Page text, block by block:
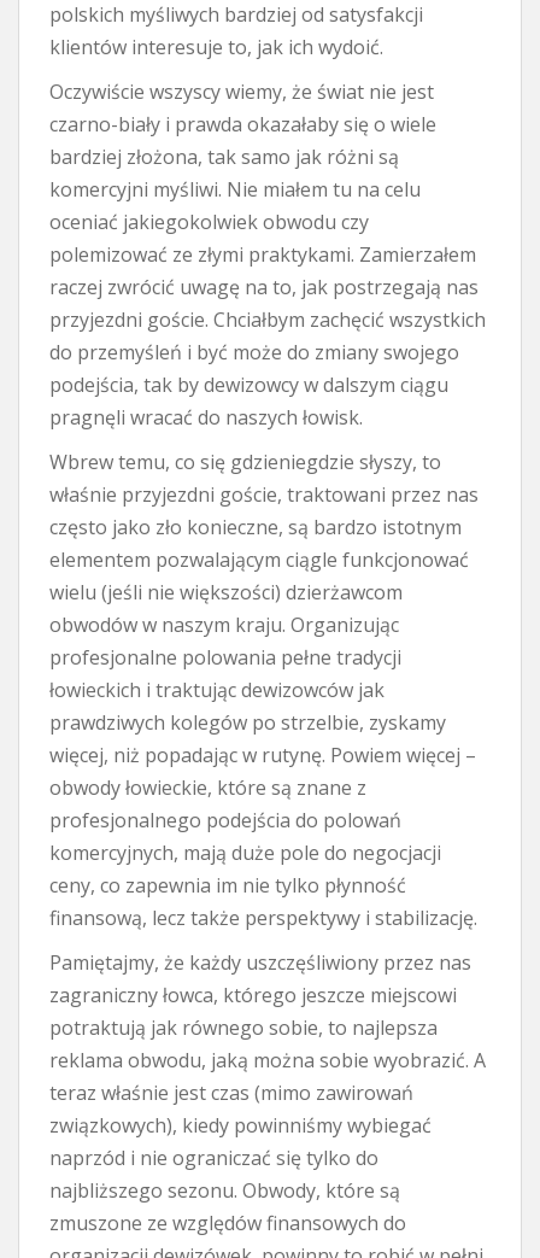
polskich myśliwych bardziej od satysfakcji
klientów interesuje to, jak ich wydoić.
Oczywiście wszyscy wiemy, że świat nie jest
czarno-biały i prawda okazałaby się o wiele
bardziej złożona, tak samo jak różni są
komercyjni myśliwi. Nie miałem tu na celu
oceniać jakiegokolwiek obwodu czy
polemizować ze złymi praktykami. Zamierzałem
raczej zwrócić uwagę na to, jak postrzegają nas
przyjezdni goście. Chciałbym zachęcić wszystkich
do przemyśleń i być może do zmiany swojego
podejścia, tak by dewizowcy w dalszym ciągu
pragnęli wracać do naszych łowisk.
Wbrew temu, co się gdzieniegdzie słyszy, to
właśnie przyjezdni goście, traktowani przez nas
często jako zło konieczne, są bardzo istotnym
elementem pozwalającym ciągle funkcjonować
wielu (jeśli nie większości) dzierżawcom
obwodów w naszym kraju. Organizując
profesjonalne polowania pełne tradycji
łowieckich i traktując dewizowców jak
prawdziwych kolegów po strzelbie, zyskamy
więcej, niż popadając w rutynę. Powiem więcej –
obwody łowieckie, które są znane z
profesjonalnego podejścia do polowań
komercyjnych, mają duże pole do negocjacji
ceny, co zapewnia im nie tylko płynność
finansową, lecz także perspektywy i stabilizację.
Pamiętajmy, że każdy uszczęśliwiony przez nas
zagraniczny łowca, którego jeszcze miejscowi
potraktują jak równego sobie, to najlepsza
reklama obwodu, jaką można sobie wyobrazić. A
teraz właśnie jest czas (mimo zawirowań
związkowych), kiedy powinniśmy wybiegać
naprzód i nie ograniczać się tylko do
najbliższego sezonu. Obwody, które są
zmuszone ze względów finansowych do